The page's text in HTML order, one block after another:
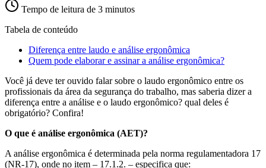
Tempo de leitura de 3 minutos
Tabela de conteúdo
Diferença entre laudo e análise ergonômica
Quem pode elaborar e assinar a análise ergonômica?
Você já deve ter ouvido falar sobre o laudo ergonômico entre os
profissionais da área da segurança do trabalho, mas saberia dizer a
diferença entre a análise e o laudo ergonômico? qual deles é
obrigatório? Confira!
O que é análise ergonômica (AET)?
A análise ergonômica é determinada pela norma regulamentadora 17
(NR-17), onde no item – 17.1.2. – especifica que: